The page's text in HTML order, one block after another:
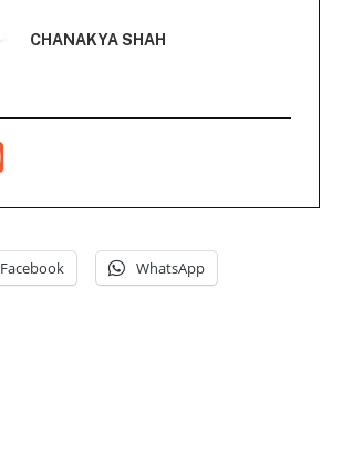
CHANAKYA SHAH
Facebook WhatsApp